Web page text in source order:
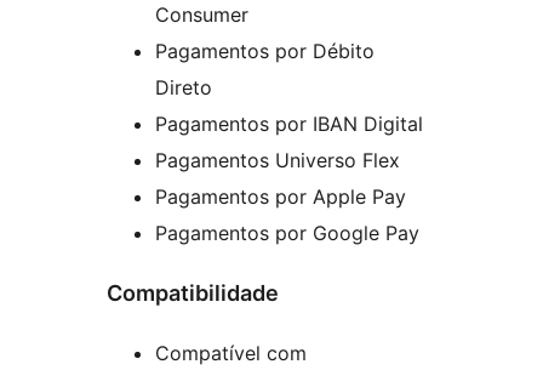
Consumer
Pagamentos por Débito
Direto
Pagamentos por IBAN Digital
Pagamentos Universo Flex
Pagamentos por Apple Pay
Pagamentos por Google Pay
Compatibilidade
Compatível com